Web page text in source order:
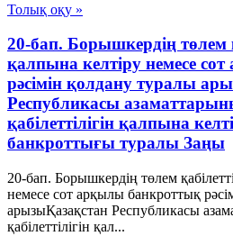
Толық оқу »
20-бап. Борышкердің төлем
қалпына келтіру немесе
рәсімін қолдану туралы
Республикасы
қабілеттілігін қалпына
банкроттығы туралы Заңы
20-бап. Борышкердің төлем
немесе сот арқылы банкроттық
арызыҚазақстан Республикасы
қабілеттілігін қал...